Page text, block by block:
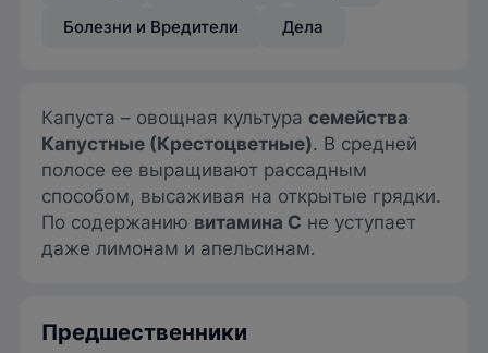
Болезни и Вредители
Дела
Капуста – овощная культура семейства
Капустные (Крестоцветные). В средней
полосе ее выращивают рассадным
способом, высаживая на открытые грядки.
По содержанию витамина С не уступает
даже лимонам и апельсинам.
Предшественники